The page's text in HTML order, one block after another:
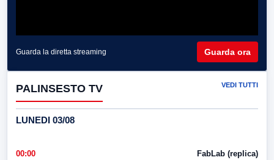
Guarda la diretta streaming Guarda ora
PALINSESTO TV VEDI TUTTI
LUNEDI 03/08
00:00 FabLab (replica)